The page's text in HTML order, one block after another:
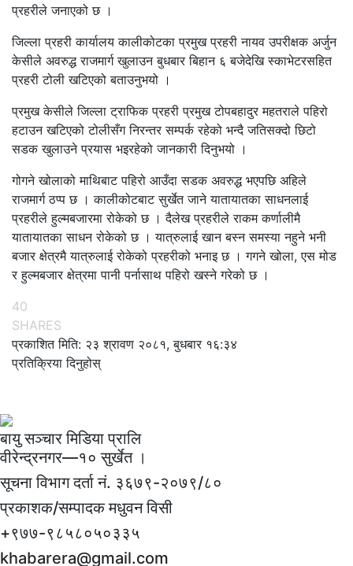
प्रहरीले जनाएको छ ।
जिल्ला प्रहरी कार्यालय कालीकोटका प्रमुख प्रहरी नायव उपरीक्षक अर्जुन
केसीले अवरुद्ध राजमार्ग खुलाउन बुधबार बिहान ६ बजेदेखि स्काभेटरसहित
प्रहरी टोली खटिएको बताउनुभयो ।
प्रमुख केसीले जिल्ला ट्राफिक प्रहरी प्रमुख टोपबहादुर महतराले पहिरो
हटाउन खटिएको टोलीसँग निरन्तर सम्पर्क रहेको भन्दै जतिसक्दो छिटो
सडक खुलाउने प्रयास भइरहेको जानकारी दिनुभयो ।
गोगने खोलाको माथिबाट पहिरो आउँदा सडक अवरुद्ध भएपछि अहिले
राजमार्ग ठप्प छ । कालीकोटबाट सुर्खेत जाने यातायातका साधनलाई
प्रहरीले हुल्मबजारमा रोकेको छ । दैलेख प्रहरीले राकम कर्णालीमै
यातायातका साधन रोकेको छ । यात्रुलाई खान बस्न समस्या नहुने भनी
बजार क्षेत्रमै यात्रुलाई रोकेको प्रहरीको भनाइ छ । गगने खोला, एस मोड
र हुल्मबजार क्षेत्रमा पानी पर्नासाथ पहिरो खस्ने गरेको छ ।
40
SHARES
प्रकाशित मिति: २३ श्रावण २०८१, बुधबार १६:३४
प्रतिक्रिया दिनुहोस्
बायु सञ्चार मिडिया प्रालि
वीरेन्द्रनगर—१० सुर्खेत ।
सूचना विभाग दर्ता नं. ३६७९-२०७९/८०
प्रकाशक/सम्पादकमधुवन विसी
+९७७-९८५८०५०३३५
khabarera@gmail.com